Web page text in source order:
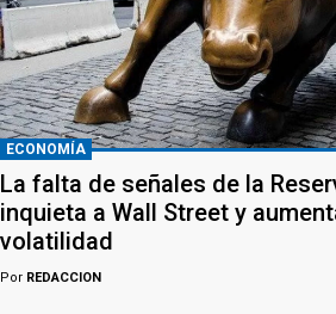
ECONOMÍA
La falta de señales de la
inquieta a Wall Street y
volatilidad
Por REDACCION